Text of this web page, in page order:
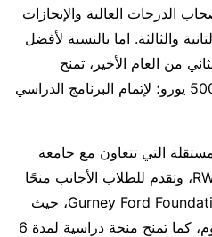
العالية والإنجازات
والثالثة. اما بالنسبة لأفضل
من العام الأخير، تمنح
الجامعة منحًا دراسية بحوالي 500 يورو؛ لإتمام البرنامج الدراسي
التي تتعاون مع جامعة
التقنية الراينية الفستفالية RWTH، وتقدم للطلاب الأجانب منحًا
دراسية، مثل منح مؤسسة Gurney Ford Foundation، حيث
هدفها هو دعم النساء في العلوم، كما تمنح منحة دراسية لمدة 6